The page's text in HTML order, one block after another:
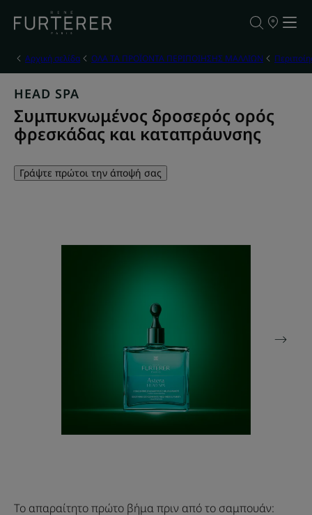
ΣΗΜΕΙΑ
ΜΑΣ
Αρχική σελίδα ΟΛΑ ΤΑ ΠΡΟΪΟΝΤΑ ΠΕΡΙΠΟΙΗΣΗΣ ΜΑΛΛΙΩΝ
HEAD SPA
Συμπυκνωμένος δροσερός ορός
φρεσκάδας και καταπράυνσης
Γράψτε πρώτοι την άποψή σας
Το απαραίτητο πρώτο βήμα πριν από το σαμπουάν: